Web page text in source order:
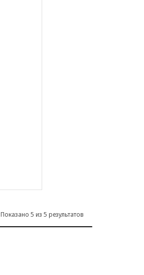
Показано 5 из 5 результатов